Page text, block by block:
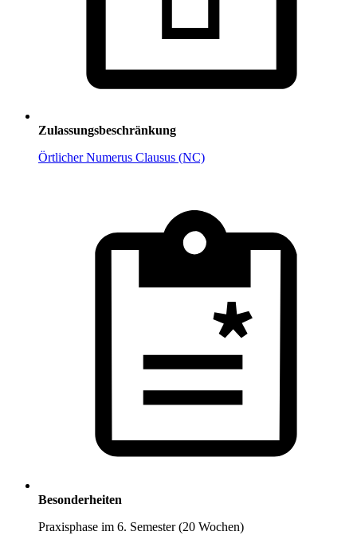
Zulassungsbeschränkung
Örtlicher Numerus Clausus (NC)
Besonderheiten
Praxisphase im 6. Semester (20 Wochen)